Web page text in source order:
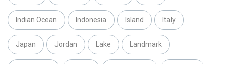
Indian Ocean Indonesia Island Italy
Japan Jordan Lake Landmark